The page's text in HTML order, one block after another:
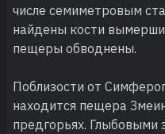
числе семиметровым
найдены кости
пещеры обводнены.
Поблизости от
находится пещера
предгорьях. Глыбовыми